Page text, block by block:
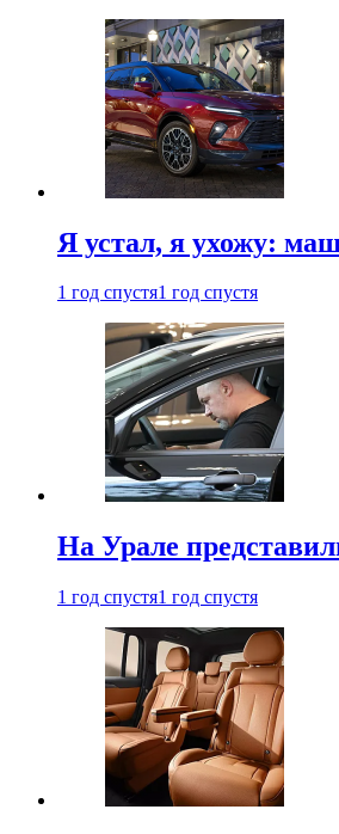
Я устал, я ухожу:
1 год спустя1 год спустя
На Урале
1 год спустя1 год спустя